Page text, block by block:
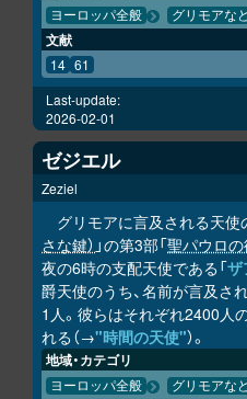
ヨーロッパ全般 グリモアな
文献
14 61
Last-update:
2026-02-01
ゼジエル
Zeziel
グリモアに言及される天使
さな鍵） 」の第3部「聖パウロの
夜の6時の支配天使である「ザ
爵天使のうち、名前が言及さ
1人。彼らはそれぞれ2400人
れる（→"時間の天使"）。
地域・カテゴリ
ヨーロッパ全般 グリモアな